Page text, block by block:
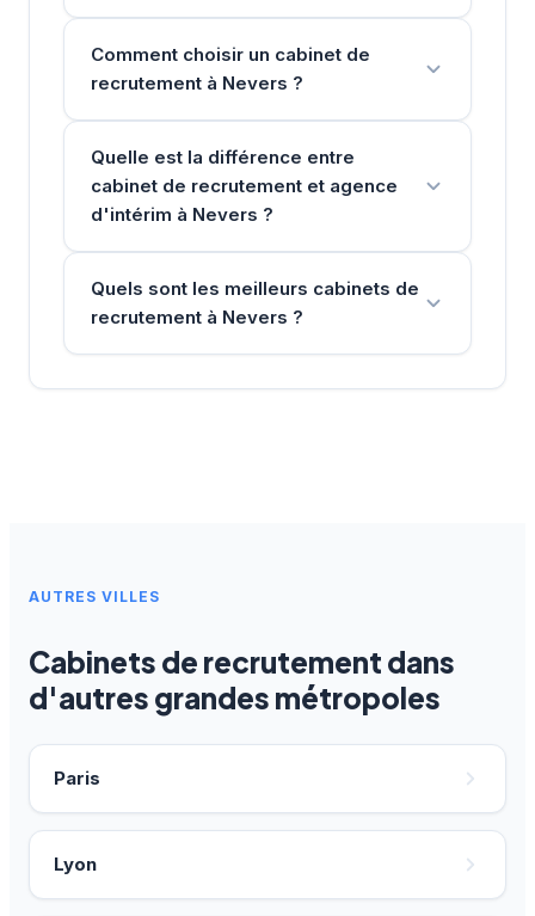
Comment choisir un cabinet de
recrutement à Nevers ?
Quelle est la différence entre
cabinet de recrutement et agence
d'intérim à Nevers ?
Quels sont les meilleurs cabinets de
recrutement à Nevers ?
AUTRES VILLES
Cabinets de recrutement dans
d'autres grandes métropoles
Paris
Lyon